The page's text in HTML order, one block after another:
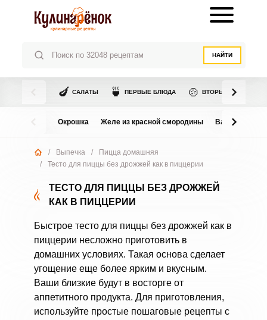
НАЙТИ
🍆 САЛАТЫ 🍵 ПЕРВЫЕ БЛЮДА 🍲 ВТОРЫЕ БЛЮДА
Окрошка Желе из красной смородины Варенье из
/ Выпечка /
Пицца домашняя
/
Тесто для пиццы без дрожжей как в пиццерии
ТЕСТО ДЛЯ ПИЦЦЫ БЕЗ ДРОЖЖЕЙ
КАК В ПИЦЦЕРИИ
Быстрое тесто для пиццы без дрожжей как в
пиццерии несложно приготовить в
домашних условиях. Такая основа сделает
угощение еще более ярким и вкусным.
Ваши близкие будут в восторге от
аппетитного продукта. Для приготовления,
используйте простые пошаговые рецепты с